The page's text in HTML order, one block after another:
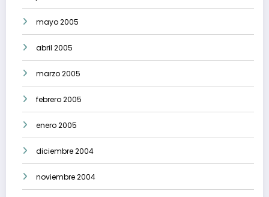
mayo 2005
abril 2005
marzo 2005
febrero 2005
enero 2005
diciembre 2004
noviembre 2004